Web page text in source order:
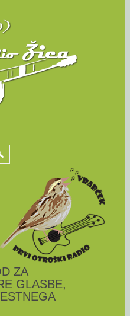
ZA
GLASBE,